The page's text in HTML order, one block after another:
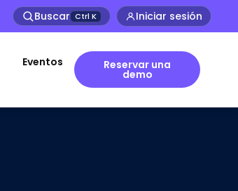
Buscar Ctrl K Iniciar sesión
Eventos Reservar una
demo